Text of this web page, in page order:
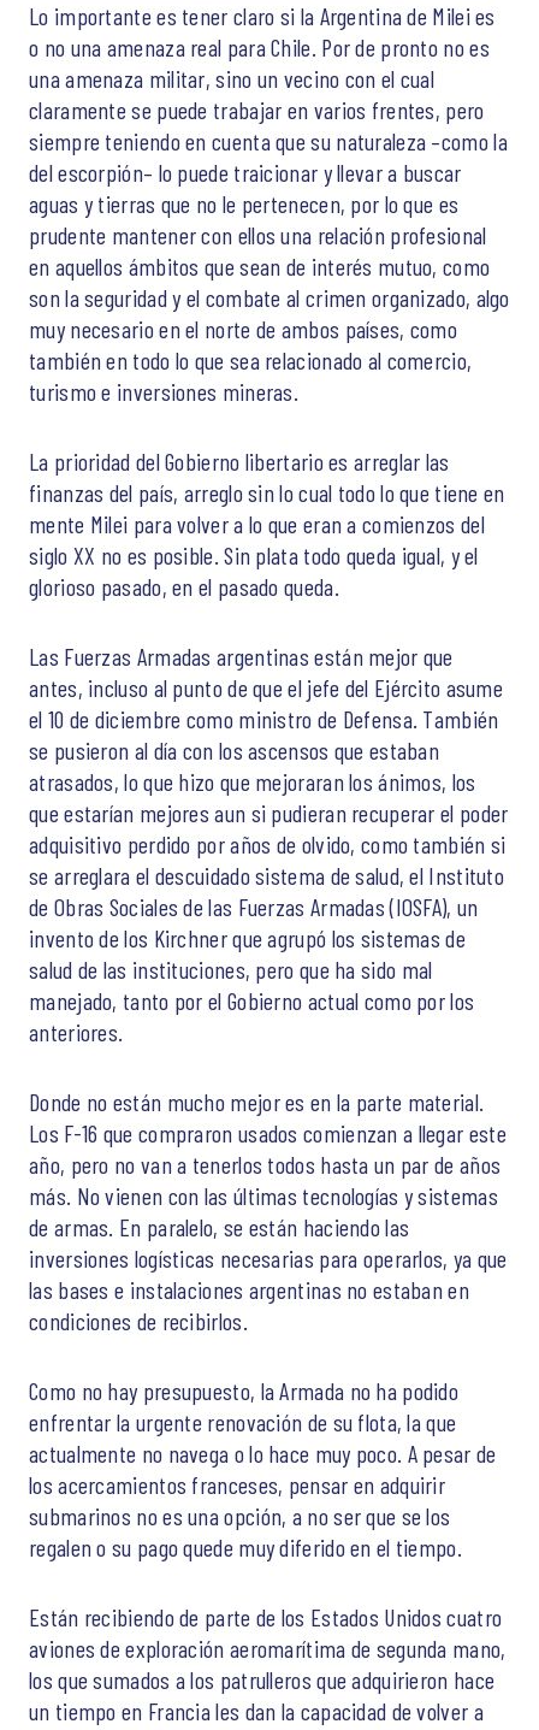
Lo importante es tener claro si la Argentina de Milei es
o no una amenaza real para Chile. Por de pronto no es
una amenaza militar, sino un vecino con el cual
claramente se puede trabajar en varios frentes, pero
siempre teniendo en cuenta que su naturaleza –como la
del escorpión– lo puede traicionar y llevar a buscar
aguas y tierras que no le pertenecen, por lo que es
prudente mantener con ellos una relación profesional
en aquellos ámbitos que sean de interés mutuo, como
son la seguridad y el combate al crimen organizado, algo
muy necesario en el norte de ambos países, como
también en todo lo que sea relacionado al comercio,
turismo e inversiones mineras.
La prioridad del Gobierno libertario es arreglar las
finanzas del país, arreglo sin lo cual todo lo que tiene en
mente Milei para volver a lo que eran a comienzos del
siglo XX no es posible. Sin plata todo queda igual, y el
glorioso pasado, en el pasado queda.
Las Fuerzas Armadas argentinas están mejor que
antes, incluso al punto de que el jefe del Ejército asume
el 10 de diciembre como ministro de Defensa. También
se pusieron al día con los ascensos que estaban
atrasados, lo que hizo que mejoraran los ánimos, los
que estarían mejores aun si pudieran recuperar el poder
adquisitivo perdido por años de olvido, como también si
se arreglara el descuidado sistema de salud, el Instituto
de Obras Sociales de las Fuerzas Armadas (IOSFA), un
invento de los Kirchner que agrupó los sistemas de
salud de las instituciones, pero que ha sido mal
manejado, tanto por el Gobierno actual como por los
anteriores.
Donde no están mucho mejor es en la parte material.
Los F-16 que compraron usados comienzan a llegar este
año, pero no van a tenerlos todos hasta un par de años
más. No vienen con las últimas tecnologías y sistemas
de armas. En paralelo, se están haciendo las
inversiones logísticas necesarias para operarlos, ya que
las bases e instalaciones argentinas no estaban en
condiciones de recibirlos.
Como no hay presupuesto, la Armada no ha podido
enfrentar la urgente renovación de su flota, la que
actualmente no navega o lo hace muy poco. A pesar de
los acercamientos franceses, pensar en adquirir
submarinos no es una opción, a no ser que se los
regalen o su pago quede muy diferido en el tiempo.
Están recibiendo de parte de los Estados Unidos cuatro
aviones de exploración aeromarítima de segunda mano,
los que sumados a los patrulleros que adquirieron hace
un tiempo en Francia les dan la capacidad de volver a